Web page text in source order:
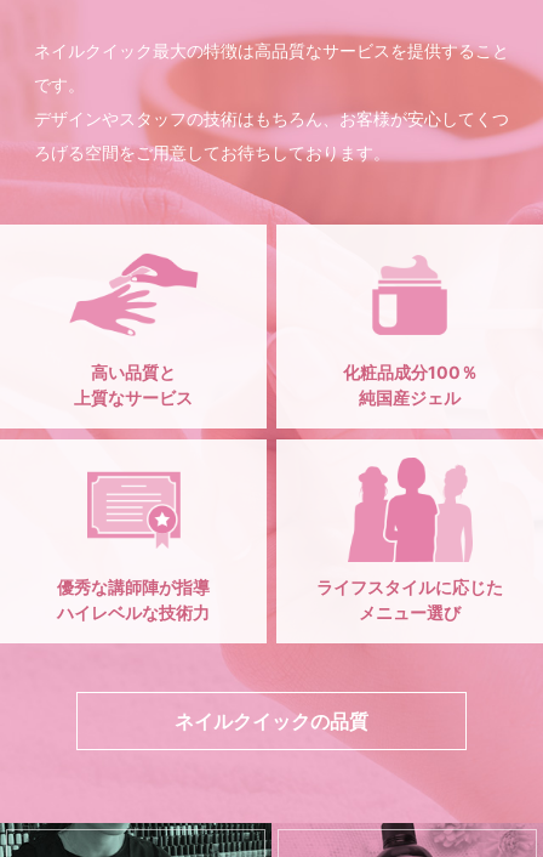
ネイルクイック最大の特徴は高品質なサービスを提供すること
です。
デザインやスタッフの技術はもちろん、お客様が安心してくつ
ろげる空間をご用意してお待ちしております。
高い品質と
上質なサービス
化粧品成分100％
純国産ジェル
優秀な講師陣が指導
ハイレベルな技術力
ライフスタイルに応じた
メニュー選び
ネイルクイックの品質